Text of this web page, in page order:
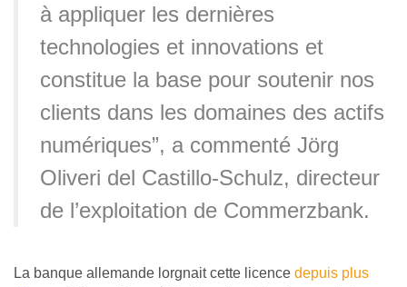
à appliquer les dernières
technologies et innovations et
constitue la base pour soutenir nos
clients dans les domaines des actifs
numériques”, a commenté Jörg
Oliveri del Castillo-Schulz, directeur
de l’exploitation de Commerzbank.
La banque allemande lorgnait cette licence depuis plus